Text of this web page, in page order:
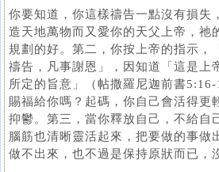
你要知道，你這樣禱告一點沒有損失
造天地萬物而又愛你的天父上帝，祂
規劃的好。第二，你按上帝的指示，
禱告，凡事謝恩」，因知道「這是上
所定的旨意」（帖撒羅尼迦前書
賜福給你嗎？起碼，你自己會活得更
抑鬱。第三，當你釋放自己，不給自
腦筋也清晰靈活起來，把要做的事做
做不出來，也不過是保持原狀而已，